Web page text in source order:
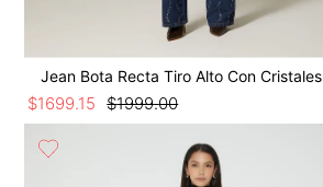
Jean Bota Recta Tiro Alto Con Cristales
$1999.00
$1699.15